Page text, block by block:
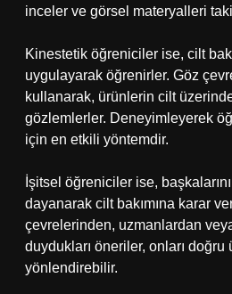
inceler ve görsel materyalleri
Kinestetik öğreniciler ise, cilt
uygulayarak öğrenirler. Göz
kullanarak, ürünlerin cilt
gözlemlerler. Deneyimleyerek
için en etkili yöntemdir.
İşitsel öğreniciler ise,
dayanarak cilt bakımına karar
çevrelerinden, uzmanlardan
duydukları öneriler, onları
yönlendirebilir.